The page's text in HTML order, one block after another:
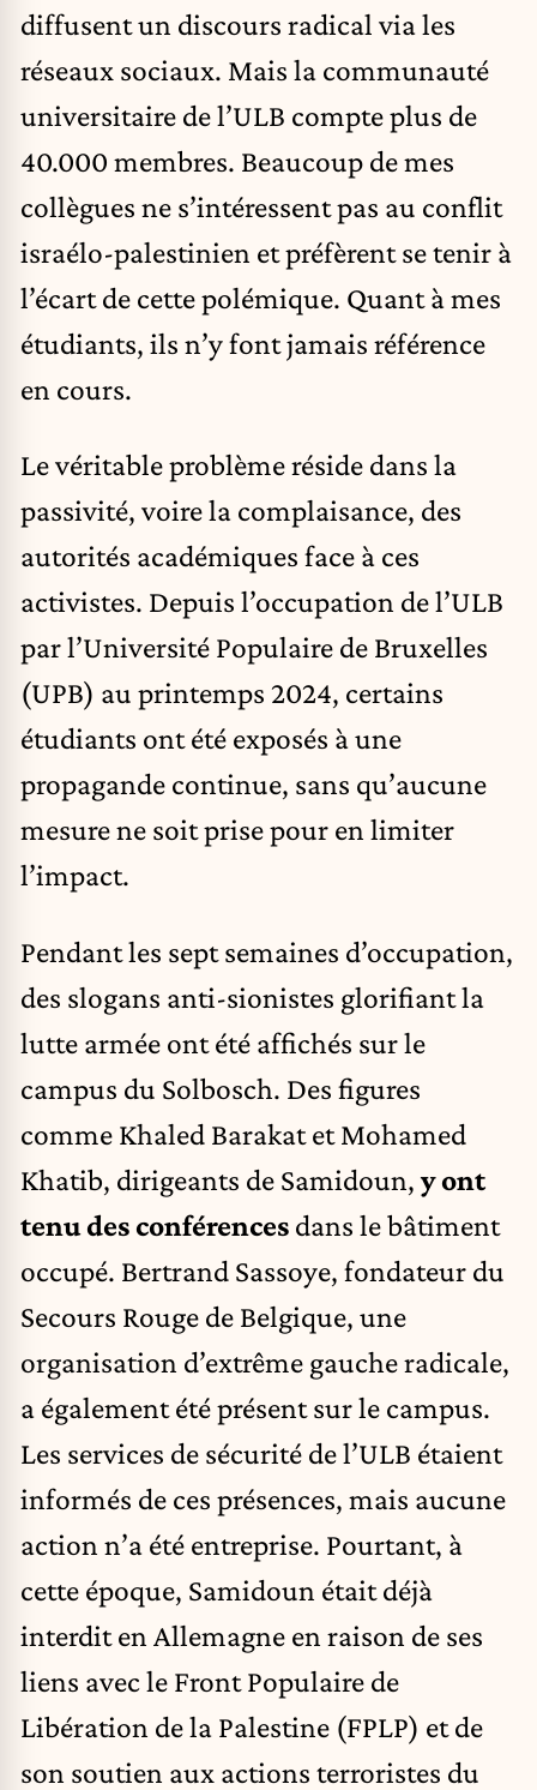
diffusent un discours radical via les
réseaux sociaux. Mais la communauté
universitaire de l’ULB compte plus de
40.000 membres. Beaucoup de mes
collègues ne s’intéressent pas au conflit
israélo-palestinien et préfèrent se tenir à
l’écart de cette polémique. Quant à mes
étudiants, ils n’y font jamais référence
en cours.
Le véritable problème réside dans la
passivité, voire la complaisance, des
autorités académiques face à ces
activistes. Depuis l’occupation de l’ULB
par l’Université Populaire de Bruxelles
(UPB) au printemps 2024, certains
étudiants ont été exposés à une
propagande continue, sans qu’aucune
mesure ne soit prise pour en limiter
l’impact.
Pendant les sept semaines d’occupation,
des slogans anti-sionistes glorifiant la
lutte armée ont été affichés sur le
campus du Solbosch. Des figures
comme Khaled Barakat et Mohamed
Khatib, dirigeants de Samidoun,y ont
tenu des conférences dans le bâtiment
occupé. Bertrand Sassoye, fondateur du
Secours Rouge de Belgique, une
organisation d’extrême gauche radicale,
a également été présent sur le campus.
Les services de sécurité de l’ULB étaient
informés de ces présences, mais aucune
action n’a été entreprise. Pourtant, à
cette époque, Samidoun était déjà
interdit en Allemagne en raison de ses
liens avec le Front Populaire de
Libération de la Palestine (FPLP) et de
son soutien aux actions terroristes du